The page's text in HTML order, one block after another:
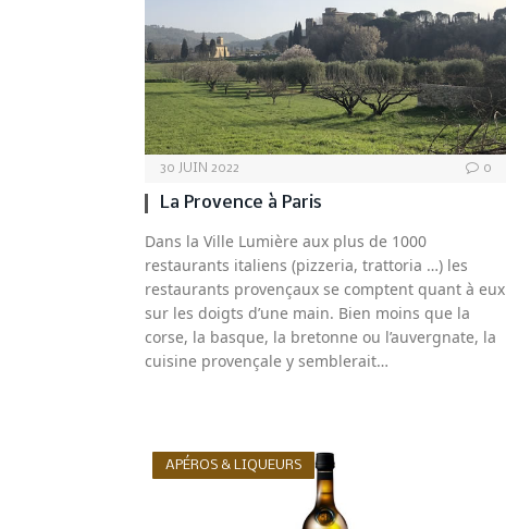
30 JUIN 2022 0
La Provence à Paris
Dans la Ville Lumière aux plus de 1000
restaurants italiens (pizzeria, trattoria …) les
restaurants provençaux se comptent quant à eux
sur les doigts d’une main. Bien moins que la
corse, la basque, la bretonne ou l’auvergnate, la
cuisine provençale y semblerait…
APÉROS & LIQUEURS